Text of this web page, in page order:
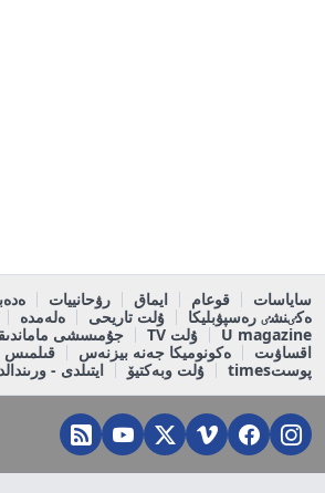
ساياسات قوعام ايماق رۋحانييات
ەكٸنشٸ رەسپۋبليكا
ۇلت تاريحى ەلەمدە
U magazine
ۇلت TV
جۇمىسشى
اقساۋىت
ەكونوميكا جەنە بيزنەس قىلمىس
پوستtimes
ۇلت وبەكتيۆ ايتىلدى -